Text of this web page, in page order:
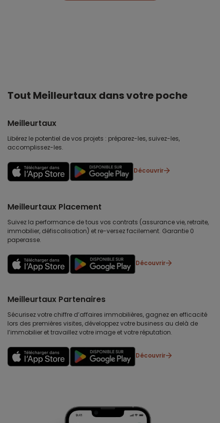
Tout Meilleurtaux dans votre poche
Meilleurtaux
Libérez le potentiel de vos projets : préparez-les, suivez-les,
accomplissez-les.
Découvrir
Meilleurtaux Placement
Suivez la performance de tous vos contrats (assurance vie, retraite,
immobilier, défiscalisation) et re-versez facilement. Garantie 0
paperasse.
Découvrir
Meilleurtaux Partenaires
Sécurisez votre chiffre d’affaires immobilières, gagnez en efficacité
lors des premières visites, développez votre business au delà de
l’immobilier et travaillez votre image et votre réputation.
Découvrir